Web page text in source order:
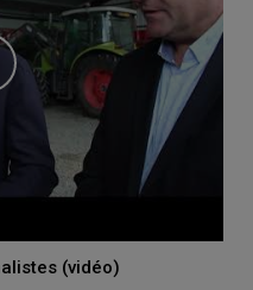
(vidéo)